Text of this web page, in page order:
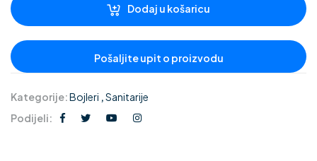
Dodaj u košaricu
Kategorije:Bojleri Sanitarije
Podijeli: